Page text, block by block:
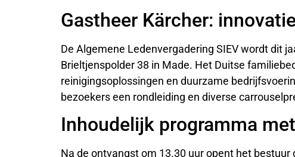
Gastheer Kärcher:
De Algemene Ledenvergadering SIEV wordt dit
Brieltjenspolder 38 in Made. Het Duitse
reinigingsoplossingen en duurzame
bezoekers een rondleiding en diverse
Inhoudelijk programma
Na de ontvangst om 13.30 uur opent het